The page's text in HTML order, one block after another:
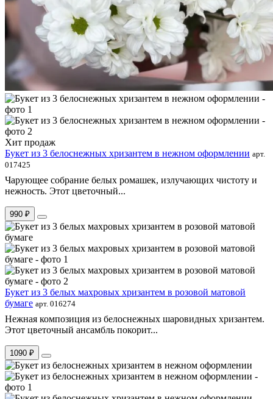
Хит продаж
Букет из 3 белоснежных хризантем в нежном оформлении арт.
017425
Чарующее собрание белых ромашек, излучающих чистоту и
нежность. Этот цветочный...
990 ₽
Букет из 3 белых махровых хризантем в розовой матовой
бумаге арт. 016274
Нежная композиция из белоснежных шаровидных хризантем.
Этот цветочный ансамбль покорит...
1090 ₽